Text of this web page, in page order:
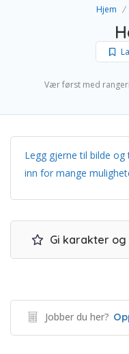
Hjem
Vær først med
Legg gjerne til bilde
inn for mange
Gi karakter
Jobber du her?